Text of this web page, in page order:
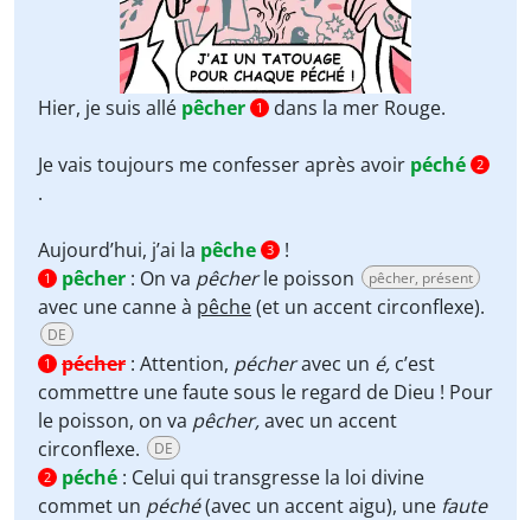
Hier, je suis allé pêcher 1 dans la mer Rouge.
Je vais toujours me confesser après avoir péché 2
.
Aujourd’hui, j’ai la pêche 3 !
1 pêcher : On va pêcherle poisson pêcher, présent
avec une canne à pêche(et un accent circonflexe).
DE
1 pécher : Attention, pécheravec un é, c’est
commettre une faute sous le regard de Dieu ! Pour
le poisson, on va pêcher,avec un accent
circonflexe.
DE
2 péché : Celui qui transgresse la loi divine
commet un péché(avec un accent aigu), une faute